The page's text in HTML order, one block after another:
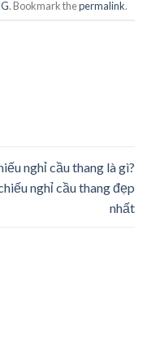
. Bookmark thepermalink.
nghỉ cầu thang là gì?
nghỉ cầu thang đẹp
nhất